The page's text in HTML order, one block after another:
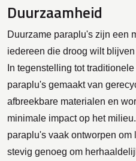
Duurzaamheid
Duurzame paraplu's zijn een
iedereen die droog wilt
In tegenstelling tot
paraplu's gemaakt van
afbreekbare materialen en
minimale impact op het
paraplu's vaak ontworpen
stevig genoeg om